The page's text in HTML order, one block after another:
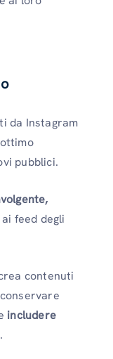
da Instagram
pubblici.
feed degli
contenuti
includere